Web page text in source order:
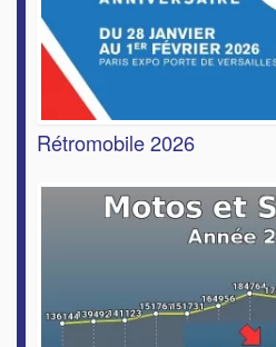
Rétromobile 2026